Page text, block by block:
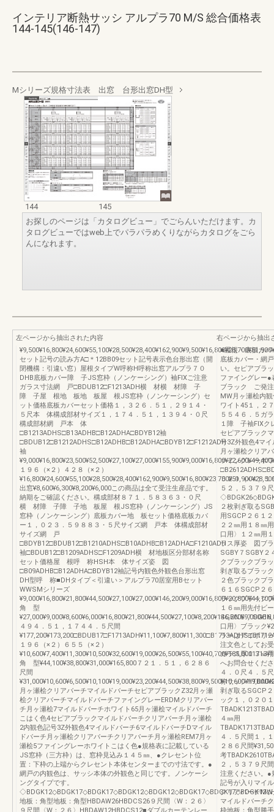
インテリア断熱サッシ アルプラ70 M/S 総合価格表
144-145(146-147)
Mシリーズ規格寸法表 出窓 台形出窓DH型
144
145
お探しのページは「カタログビュー」でごらんいただけます。カ
タログビューではweb上でパラパラめくりながらカタログをごら
んになれます。
左ページから抽出された内容
セット記号の読み方A□＊12BB09セット記号表示色台形出窓（開
閉機構：引違い窓）屋根タイプW呼称H呼称出窓アルプラ７０
DHB底板カバー障 子JS窓枠（ノンケーシング）袖FIXご注意
ガラス寸法網 戸□BDUB12□F1213ADH横 材横 材障 子
障 子屋 根地 板地 板屋 根JS窓枠（ノンケーシング）セ
ット価格底板カバーセット価格１，３２６．５１，２９１４・
５尺本 体構成部材サイズ１，１７４．５１，１３９４・０尺
構成部材網 戸本 体
□B1213ADHS□B13ADHB□B12ADHA□BDYB12袖
□BDUB12□B1212ADHS□B12ADHB□B12ADHA□BDYB12□F1212ADH
袖
１９６（×２）４２８（×２）
出窓¥8,600¥6,300¥8,200¥6,000この商品は全て受注生産品です。
納期をご確認ください。構成部材８７１．５８３６３・０尺
横 材障 子障 子地 板屋 根JS窓枠（ノンケーシング）JS
窓枠（ノンケーシング）底板カバー地 板セット価格底板カバ
ー１，０２３．５９８８３・５尺サイズ網 戸本 体構成部材
サイズ網 戸
□BDYB12□BDUB12□B1210ADHS□B10ADHB□B12ADHA□F1210ADH
袖□BDUB12□B1209ADHS□F1209ADH横 材地板区分部材名称
セット価格屋 根呼 称HSH本 体サイズ姿 図
□B09ADHB□B12ADHA□BDYB12袖記号内観色外観色台形出窓
DH型呼 称■DHタイプ＜引違い＞アルプラ70居室用Bセット
WWSMシリーズ
角 型
４９４．５１，１７４４．５尺間
１９６（×２）６５５（×２）
角 型¥44,100¥38,800¥31,000¥165,800７２１．５１，６２８６
尺間
月ヶ瀬桧クリアバーチマイルドバーチセピアブラックZ32月ヶ瀬
桧クリアバーチマイルドバーチファイングレーERDMクリアバー
チ月ヶ瀬桧7マイルドバーチホワイト65月ヶ瀬桧マイルドバーチ
こはく色4セピアブラックマイルドバーチクリアバーチ月ヶ瀬桧
2内観色記号3Z外観色4マイルドバーチ6マイルドバーチDマイル
ドバーチ月ヶ瀬桧クリアバーチクリアバーチ月ヶ瀬桧REM7月ヶ
瀬桧5ファイングレーホワイトこはく色●規格表に記載している
JS窓枠（三方枠）は、窓枠見込み１４５㎜、●クレセント位
置：下枠の上端からクレセント本体センターまでの寸法です。●
網戸の内観色は、サッシ本体の外観色と同じです。ノンケーシ
ングタイプです。
地板：角型地板：角型HBDAW26HBDCS26９尺間〈W：２６〉
９尺間〈W：２６〉HBDAW12HBDCS12■ダブルカーテンレー
右ページから抽出
■屋根・底板カバ
底板カバー・網
い。セピアブラ
ファイングレー
ブラック ご発注
MW月ヶ瀬桧内
ワイト45１，２
５５４６．５ガ
１障 子袖FIXク
セピアブラック
号3Z外観色4マ
月ヶ瀬桧クリア
ァイングレーホ
５２９（×４）
５２，５３７９
２枚剥ぎ取る
用SGCP２６１
２２㎜用１８㎜
口用〉１２㎜用
ラス厚姿 図ブラ
SGBY７SGBY２
クブラックブラ
剥ぎ取るブラッ
２色ブラックブ
６１６SGCP２
ラックブラック
１６㎜用先付ビ
SGBN５７
口用〉ブラック
ラーはアイボリ
注文色としてお
ガラス厚１３㎜
へお問合せくだ
４．０尺４．５
称サッシ
剥ぎ取るSGCP
ック１，０２０
４㎜用
４．５尺間１，
２８６尺間
考
２，５３７９尺
注意ください。
記号が入りマイ
クリアバーチ
マイルドバーチ
枠地板：角型勝